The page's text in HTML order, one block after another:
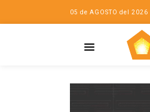
05 de AGOSTO del 2026